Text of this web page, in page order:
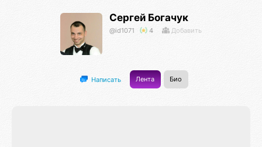
Сергей Богачук
@id1071 4 Добавить
Написать Лента Био